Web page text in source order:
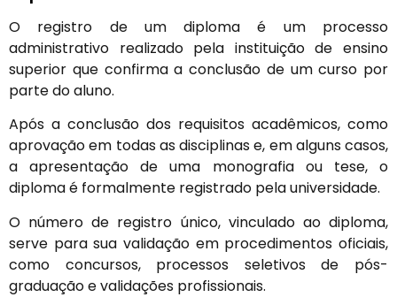
O registro de um diploma é um processo
administrativo realizado pela instituição de ensino
superior que confirma a conclusão de um curso por
parte do aluno.
Após a conclusão dos requisitos acadêmicos, como
aprovação em todas as disciplinas e, em alguns casos,
a apresentação de uma monografia ou tese, o
diploma é formalmente registrado pela universidade.
O número de registro único, vinculado ao diploma,
serve para sua validação em procedimentos oficiais,
como concursos, processos seletivos de pós-
graduação e validações profissionais.